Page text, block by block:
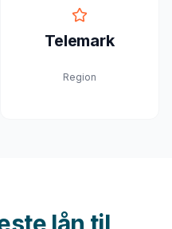
Telemark
Region